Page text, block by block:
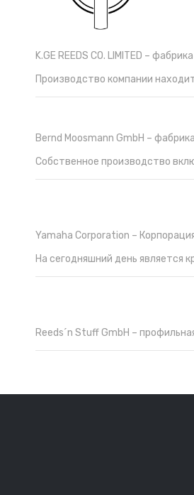
K.GE REEDS CO. LIMITED –
Производство компании
Bernd Moosmann GmbH –
Собственное производство
Yamaha Corporation –
На сегодняшний день является
Reeds´n Stuff GmbH –